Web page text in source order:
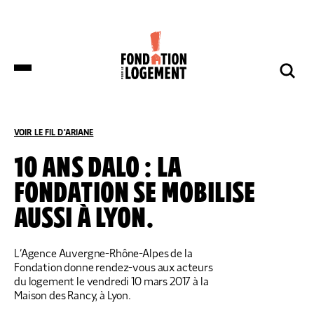
NOTRE ORGANISATION
NOS IMPLANTATIONS RÉGIONALES
NOS COMPTES
IMPACTS ET SUCCÈS
PRODUIRE DU LOGEMENT SOCIAL
LUTTER CONTRE L’HABITAT INDIGNE
DES DÉPUTÉS DE HUIT GROUPES
POLITIQUES DÉPOSENT UNE
PROPOSITION DE LOI SUR LES
LOGEMENTS BOUILLOIRES INITIÉE PAR
NOS ACTUALITÉS
NOS PUBLICATIONS
NOUS SOUTENIR
DONNER
DON RÉGULIER
DON PONCTUEL
TRANSMETTRE SON PATRIMOINE
VOIR LE FIL D'ARIANE
ACCUEIL COMPRENDRE ET S’INFORMER
10 ANS DALO : LA
FONDATION SE MOBILISE
AUSSI À LYON.
L’Agence Auvergne-Rhône-Alpes de la
Fondation donne rendez-vous aux acteurs
du logement le vendredi 10 mars 2017 à la
Maison des Rancy, à Lyon.